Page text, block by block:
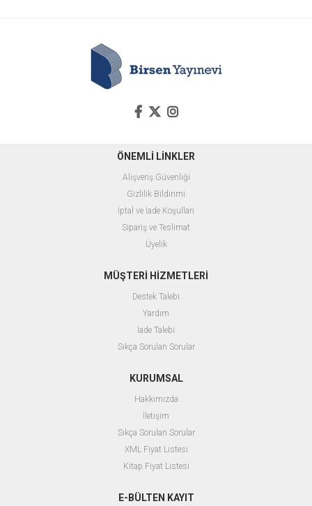
ÖNEMLİ LİNKLER
Alışveriş Güvenliği
Gizlilik Bildirimi
İptal ve İade Koşulları
Sipariş ve Teslimat
Üyelik
MÜŞTERİ HİZMETLERİ
Destek Talebi
Yardım
İade Talebi
Sıkça Sorulan Sorular
KURUMSAL
Hakkımızda
İletişim
Sıkça Sorulan Sorular
XML Fiyat Listesi
Kitap Fiyat Listesi
E-BÜLTEN KAYIT